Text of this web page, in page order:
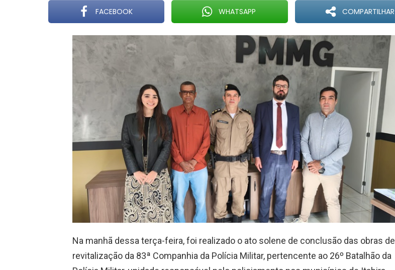
FACEBOOK WHATSAPP COMPARTILHAR
Na manhã dessa terça-feira, foi realizado o ato solene de conclusão das obras de
revitalização da 83ª Companhia da Polícia Militar, pertencente ao 26º Batalhão da